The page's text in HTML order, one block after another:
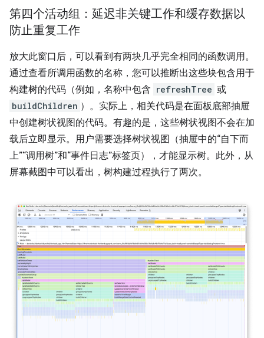
第四个活动组：延迟非关键工作和缓存数据以
防止重复工作
放大此窗口后，可以看到有两块几乎完全相同的函数调用。
通过查看所调用函数的名称，您可以推断出这些块包含用于
构建树的代码（例如，名称中包含 refreshTree 或
buildChildren ）。实际上，相关代码是在面板底部抽屉
中创建树状视图的代码。有趣的是，这些树状视图不会在加
载后立即显示。用户需要选择树状视图（抽屉中的“自下而
上”“调用树”和“事件日志”标签页），才能显示树。此外，从
屏幕截图中可以看出，树构建过程执行了两次。